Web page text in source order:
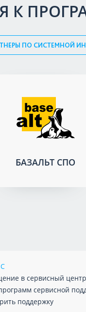
К
ПО СИСТЕМНОЙ
БАЗАЛЬТ СПО
в сервисный центр
сервисной
поддержку